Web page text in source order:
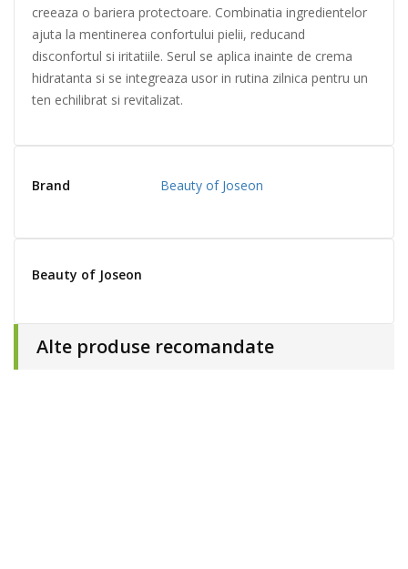
creeaza o bariera protectoare. Combinatia ingredientelor
ajuta la mentinerea confortului pielii, reducand
disconfortul si iritatiile. Serul se aplica inainte de crema
hidratanta si se integreaza usor in rutina zilnica pentru un
ten echilibrat si revitalizat.
Brand Beauty of Joseon
Beauty of Joseon
Alte produse recomandate